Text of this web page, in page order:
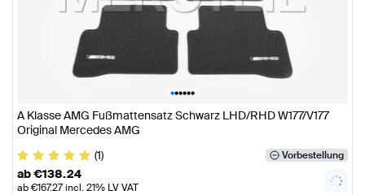
••••••
A Klasse AMG Fußmattensatz Schwarz LHD/RHD W177/V177
Original Mercedes AMG
(1)
Vorbestellung
ab€138.24
ab€167.27incl. 21% LV VAT